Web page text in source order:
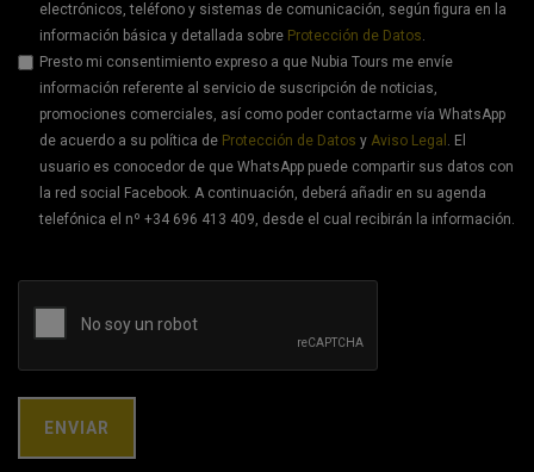
electrónicos, teléfono y sistemas de comunicación, según figura en la
información básica y detallada sobre Protección de Datos.
Presto mi consentimiento expreso a que Nubia Tours me envíe
información referente al servicio de suscripción de noticias,
promociones comerciales, así como poder contactarme vía WhatsApp
de acuerdo a su política de Protección de Datos y Aviso Legal . El
usuario es conocedor de que WhatsApp puede compartir sus datos con
la red social Facebook. A continuación, deberá añadir en su agenda
telefónica el nº +34 696 413 409, desde el cual recibirán la información.